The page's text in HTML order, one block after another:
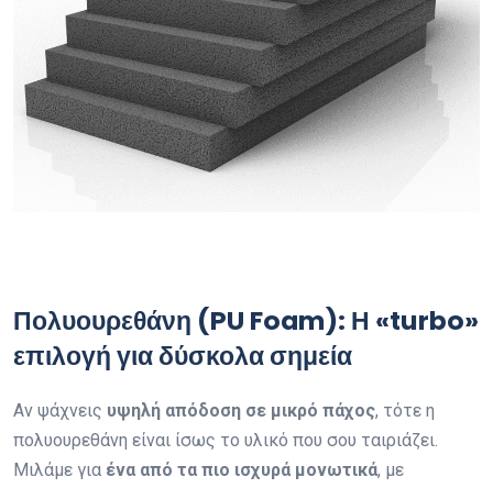
Πολυουρεθάνη (PU Foam): Η «turbo»
επιλογή για δύσκολα σημεία
Αν ψάχνεις υψηλή απόδοση σε μικρό πάχος, τότε η
πολυουρεθάνη είναι ίσως το υλικό που σου ταιριάζει.
Μιλάμε για ένα από τα πιο ισχυρά μονωτικά, με